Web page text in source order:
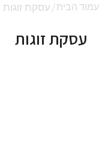
עמוד הבית עסקת זוגות
עסקת זוגות